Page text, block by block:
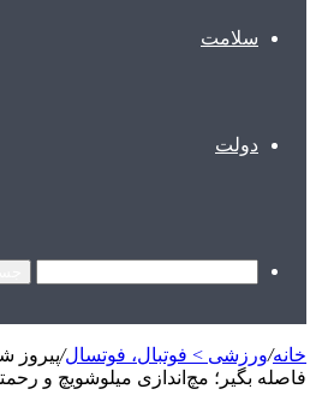
سلامت
دولت
خانه/ورزشی > فوتبال، فوتسال/پیروز
فاصله بگیر؛ مچ‌اندازی میلوشویچ و